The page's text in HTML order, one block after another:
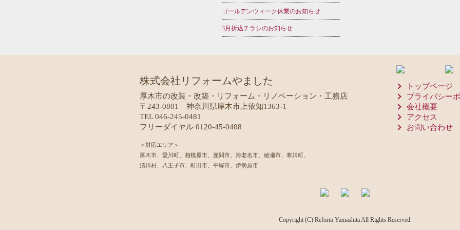
ゴールデンウィーク休業のお知らせ
3月折込チラシのお知らせ
株式会社リフォームやました
厚木市の改装・改築・リフォーム・リノベーション・工務店
〒243-0801 神奈川県厚木市上依知1363-1
TEL 046-245-0481
フリーダイヤル 0120-45-0408
＜対応エリア＞
厚木市、愛川町、相模原市、座間市、海老名市、綾瀬市、寒川町、
清川村、八王子市、町田市、平塚市、伊勢原市
トップページ
プライバシー
会社概要
アクセス
お問い合わせ
Copyright (C) Reform Yamashita All Rights Reserved.